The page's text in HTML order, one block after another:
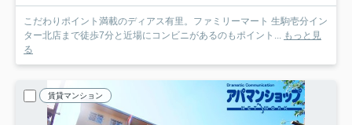
こだわりポイント満載のディアス有里。ファミリーマート 生駒壱分イン
ター北店まで徒歩7分と近場にコンビニがあるのもポイント... もっと見
る
賃貸マンション